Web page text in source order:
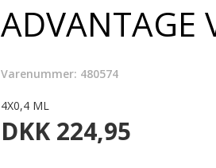
ADVANTAGE
Varenummer: 480574
4X0,4 ML
DKK 224,95